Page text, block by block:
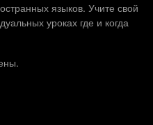
языков. Учите свой
уроках где и когда